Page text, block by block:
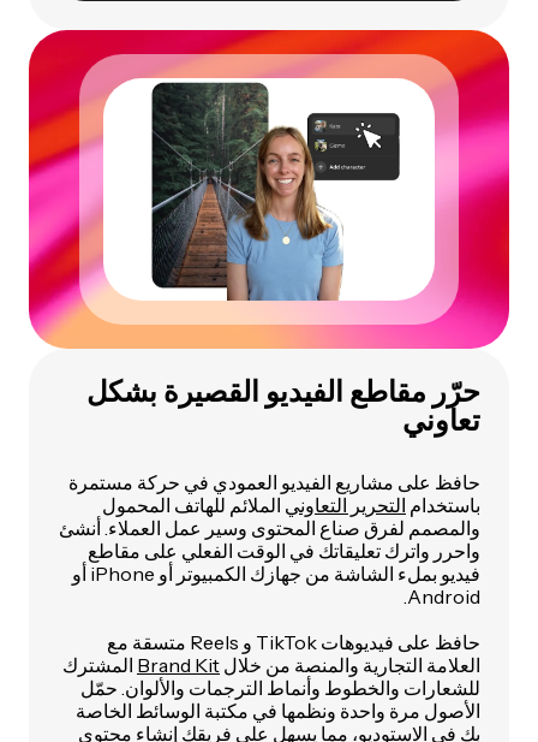
حرّر مقاطع الفيديو القصيرة بشكل
تعاوني
حافظ على مشاريع الفيديو العمودي في حركة مستمرة
باستخدام التحرير التعاوني الملائم للهاتف المحمول
والمصمم لفرق صناع المحتوى وسير عمل العملاء. أنشئ
واحرر واترك تعليقاتك في الوقت الفعلي على مقاطع
فيديو بملء الشاشة من جهازك الكمبيوتر أو iPhone أو
Android.
حافظ على فيديوهات TikTok و Reels متسقة مع
العلامة التجارية والمنصة من خلال Brand Kit المشترك
للشعارات والخطوط وأنماط الترجمات والألوان. حمّل
الأصول مرة واحدة ونظمها في مكتبة الوسائط الخاصة
بك في الاستوديو، مما يسهل على فريقك إنشاء محتوى